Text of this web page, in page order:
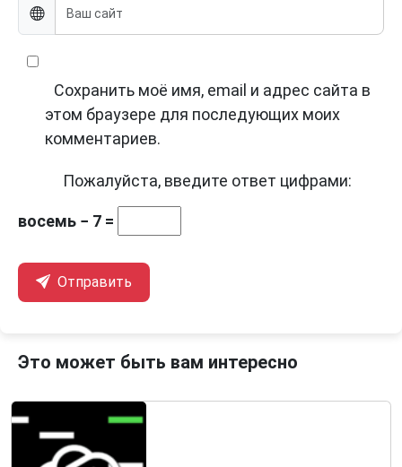
Сохранить моё имя, email и адрес сайта в
этом браузере для последующих моих
комментариев.
Пожалуйста, введите ответ цифрами:
восемь − 7 =
Отправить
Это может быть вам интересно